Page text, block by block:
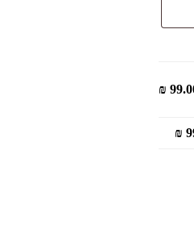
₪
₪